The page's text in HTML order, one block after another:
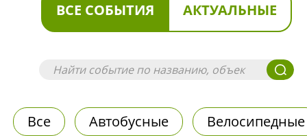
ВСЕ СОБЫТИЯ АКТУАЛЬНЫЕ
Все Автобусные Велосипедные